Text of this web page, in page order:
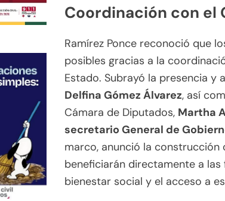
Coordinación con el
Ramírez Ponce reconoció que
posibles gracias a la
Estado. Subrayó la presencia y
Delfina Gómez Álvarez, así
Cámara de Diputados, Martha
secretario General de
marco, anunció la construcción
beneficiarán directamente a las
bienestar social y el acceso a